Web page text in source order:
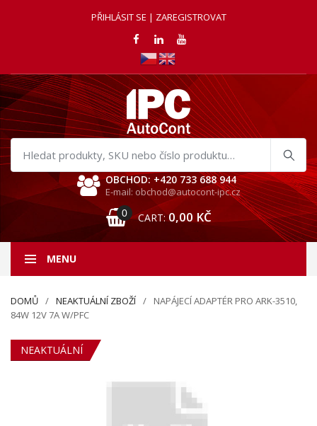
PŘIHLÁSIT SE | ZAREGISTROVAT
Hledat
produkty
OBCHOD: +420 733 688 944
E-mail: obchod@autocont-ipc.cz
0 CART: 0,00 KČ
MENU
DOMŮ NEAKTUÁLNÍ ZBOŽÍ
NAPÁJECÍ ADAPTÉR PRO ARK-3510,
84W 12V 7A W/PFC
NEAKTUÁLNÍ